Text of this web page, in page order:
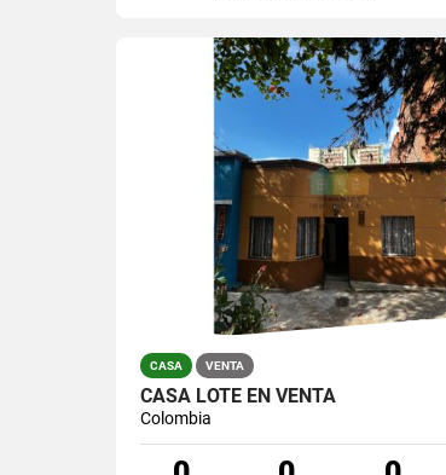
CASA VENTA
CASA LOTE EN VENTA
Colombia